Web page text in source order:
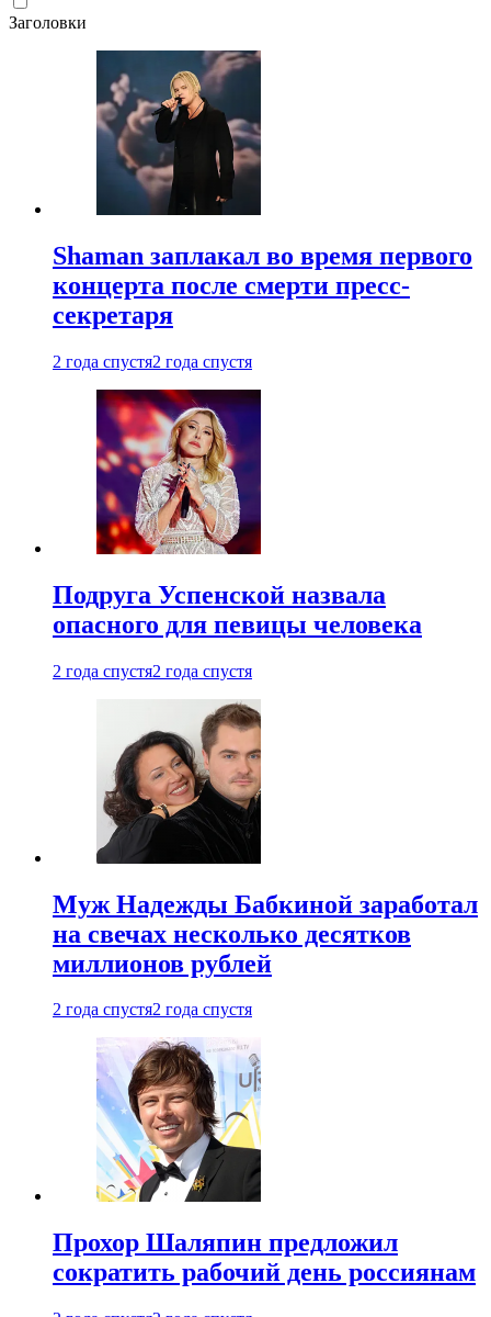
Заголовки
Shaman заплакал во время первого
концерта после смерти пресс-
секретаря
2 года спустя2 года спустя
Подруга Успенской назвала
опасного для певицы человека
2 года спустя2 года спустя
Муж Надежды Бабкиной заработал
на свечах несколько десятков
миллионов рублей
2 года спустя2 года спустя
Прохор Шаляпин предложил
сократить рабочий день россиянам